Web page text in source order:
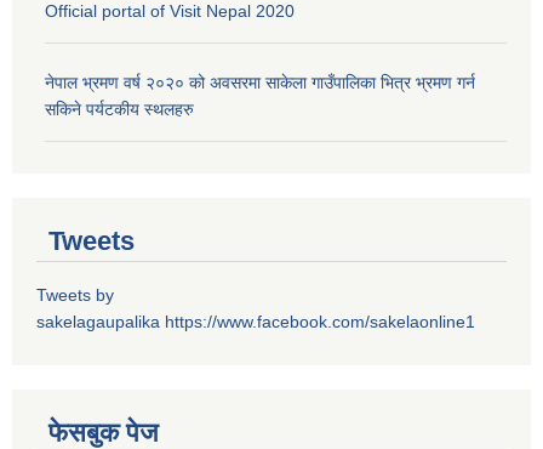
Official portal of Visit Nepal 2020
नेपाल भ्रमण वर्ष २०२० को अवसरमा साकेला गाउँपालिका भित्र भ्रमण गर्न
सकिने पर्यटकीय स्थलहरु
Tweets
Tweets by
sakelagaupalika https://www.facebook.com/sakelaonline1
फेसबुक पेज